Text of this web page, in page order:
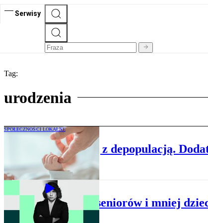
Serwisy
Tag:
urodzenia
SPOŁECZNOŚCI LOKALNE
Samorządy walczą z depopulacją.
Więcej seniorów i mniej